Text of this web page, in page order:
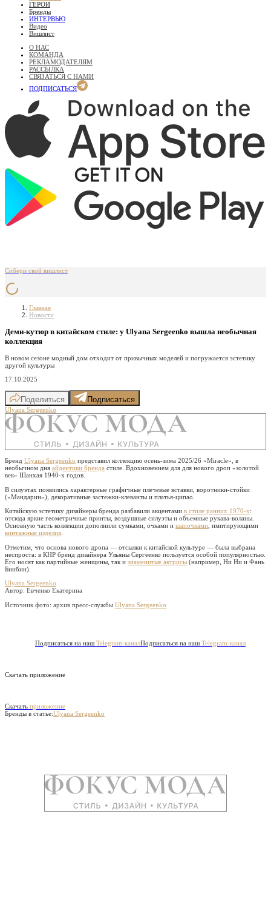
ГЕРОИ
Бренды
ИНТЕРВЬЮ
Видео
Вишлист
О НАС
КОМАНДА
РЕКЛАМОДАТЕЛЯМ
РАССЫЛКА
СВЯЗАТЬСЯ С НАМИ
ПОДПИСАТЬСЯ
Собери свой вишлист
Главная
Новости
Деми-кутюр в китайском стиле: у Ulyana Sergeenko вышла необычная
коллекция
В новом сезоне модный дом отходит от привычных моделей и погружается эстетику
другой культуры
17.10.2025
Поделиться Подписаться
Ulyana Sergeenko
Бренд Ulyana Sergeenko представил коллекцию осень-зима 2025/26 «Miracle», в
необычном дня айдентики бренда стиле. Вдохновением для для нового дроп «золотой
век» Шанхая 1940-х годов.
В силуэтах появились характерные графичные плечевые вставки, воротники-стойки
(«Мандарин»), декоративные застежки-клеванты и платья-ципао.
Китайскую эстетику дизайнеры бренда разбавили акцентами в стиле ранних 1970-х:
отсюда яркие геометричные принты, воздушные силуэты и объемные рукава-воланы.
Основную часть коллекции дополнили сумками, очками и шапочками , имитирующими
винтажные изделия
Отметим, что основа нового дропа — отсылки к китайской культуре — была выбрана
неспроста: в КНР бренд дизайнера Ульяны Сергеенко пользуется особой популярностью.
Его носят как партийные женщины, так и знаменитые актрисы (например, Ни Ни и Фань
Бинбин).
Ulyana Sergeenko
Автор: Евченко Екатерина
Источник фото: архив пресс-службы Ulyana Sergeenko
Подписаться на наш Telegram-каналПодписаться на наш Telegram-канал
Скачать приложение
Скачать приложение
Бренды в статье:Ulyana Sergeenko